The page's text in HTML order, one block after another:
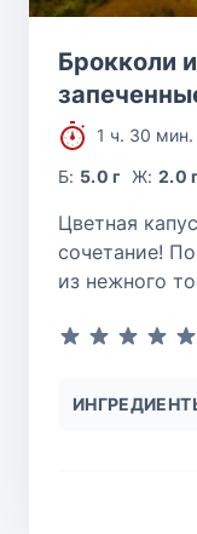
Брокколи
1 ч. 30 мин.
Б: 5.0 г Ж: 2.0 г
Цветная
сочетание!
из нежного